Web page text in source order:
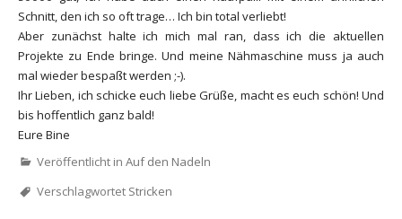
Schnitt, den ich so oft trage… Ich bin total verliebt!
Aber zunächst halte ich mich mal ran, dass ich die aktuellen
Projekte zu Ende bringe. Und meine Nähmaschine muss ja auch
mal wieder bespaßt werden ;-).
Ihr Lieben, ich schicke euch liebe Grüße, macht es euch schön! Und
bis hoffentlich ganz bald!
Eure Bine
Veröffentlicht in Auf den Nadeln
Verschlagwortet Stricken